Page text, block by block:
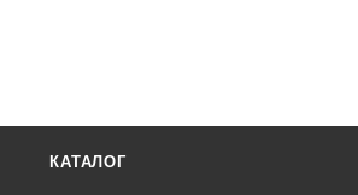
КАТАЛОГ